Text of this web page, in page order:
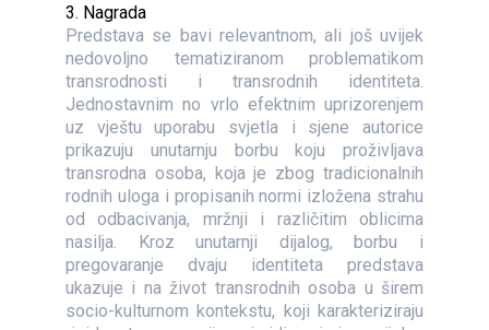
3. Nagrada
Predstava se bavi relevantnom, ali još uvijek
nedovoljno tematiziranom problematikom
transrodnosti i transrodnih identiteta.
Jednostavnim no vrlo efektnim uprizorenjem
uz vještu uporabu svjetla i sjene autorice
prikazuju unutarnju borbu koju proživljava
transrodna osoba, koja je zbog tradicionalnih
rodnih uloga i propisanih normi izložena strahu
od odbacivanja, mržnji i različitim oblicima
nasilja. Kroz unutarnji dijalog, borbu i
pregovaranje dvaju identiteta predstava
ukazuje i na život transrodnih osoba u širem
socio-kulturnom kontekstu, koji karakteriziraju